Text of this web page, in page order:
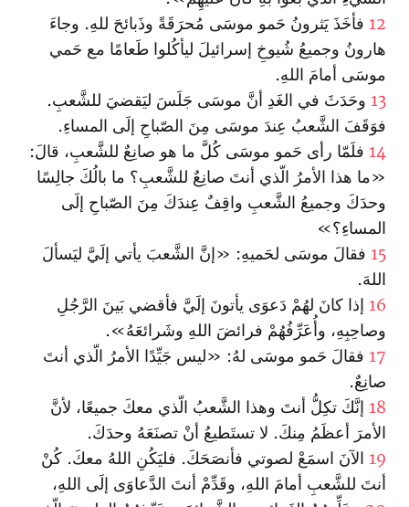
12 فأخَذَ يَثرونُ حَمو موسَى مُحرَقَةً وذَبائحَ للهِ. وجاءَ
هارونُ وجميعُ شُيوخِ إسرائيلَ ليأكُلوا طَعامًا مع حَمي
موسَى أمامَ اللهِ.
13 وحَدَثَ في الغَدِ أنَّ موسَى جَلَسَ ليَقضيَ للشَّعبِ.
فوَقَفَ الشَّعبُ عِندَ موسَى مِنَ الصّباحِ إلَى المساءِ.
14 فلَمّا رأى حَمو موسَى كُلَّ ما هو صانِعٌ للشَّعبِ، قالَ:
«ما هذا الأمرُ الّذي أنتَ صانِعٌ للشَّعبِ؟ ما بالُكَ جالِسًا
وحدَكَ وجميعُ الشَّعبِ واقِفٌ عِندَكَ مِنَ الصّباحِ إلَى
المساءِ؟»
15 فقالَ موسَى لحَميهِ: «إنَّ الشَّعبَ يأتي إلَيَّ ليَسألَ
اللهَ.
16 إذا كانَ لهُمْ دَعوَى يأتونَ إلَيَّ فأقضي بَينَ الرَّجُلِ
وصاحِبِهِ، وأُعَرِّفُهُمْ فرائضَ اللهِ وشَرائعَهُ».
17 فقالَ حَمو موسَى لهُ: «ليس جَيِّدًا الأمرُ الّذي أنتَ
صانِعٌ.
18 إنَّكَ تكِلُّ أنتَ وهذا الشَّعبُ الّذي معكَ جميعًا، لأنَّ
الأمرَ أعظَمُ مِنكَ. لا تستَطيعُ أنْ تصنَعَهُ وحدَكَ.
19 الآنَ اسمَعْ لصوتي فأنصَحَكَ. فليَكُنِ اللهُ معكَ. كُنْ
أنتَ للشَّعبِ أمامَ اللهِ، وقَدِّمْ أنتَ الدَّعاوَى إلَى اللهِ،